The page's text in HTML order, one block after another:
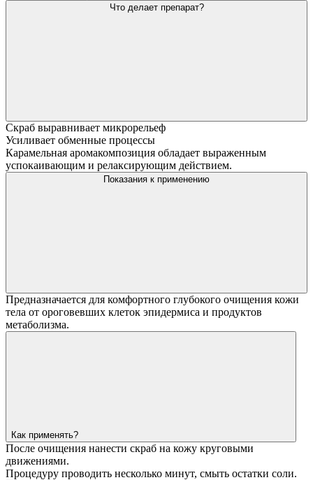
Что делает препарат?
Скраб выравнивает микрорельеф
Усиливает обменные процессы
Карамельная аромакомпозиция обладает выраженным
успокаивающим и релаксирующим действием.
Показания к применению
Предназначается для комфортного глубокого очищения кожи
тела от ороговевших клеток эпидермиса и продуктов
метаболизма.
Как применять?
После очищения нанести скраб на кожу круговыми
движениями.
Процедуру проводить несколько минут, смыть остатки соли.